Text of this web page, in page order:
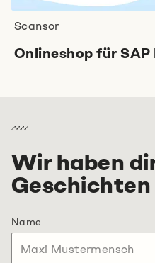
Scansor
Onlineshop für
Wir haben
Name